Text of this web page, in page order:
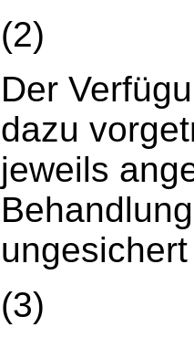
(2)
Der
dazu
jeweils
(3)